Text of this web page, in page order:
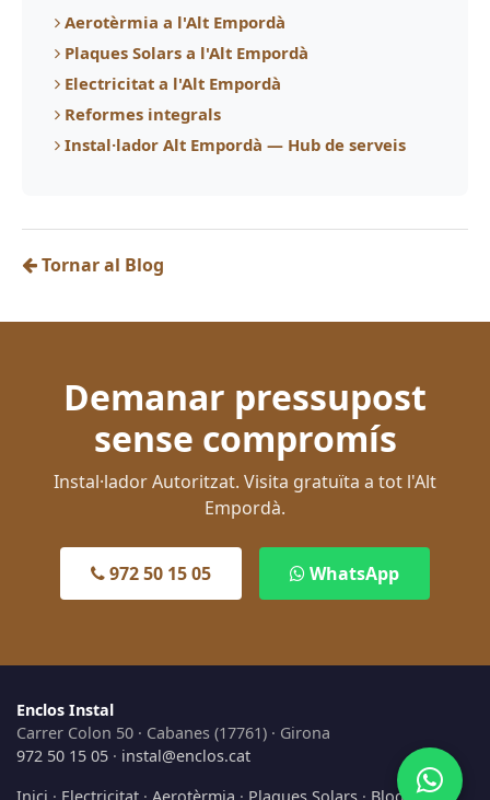
Aerotèrmia a l'Alt Empordà
Plaques Solars a l'Alt Empordà
Electricitat a l'Alt Empordà
Reformes integrals
Instal·lador Alt Empordà — Hub de serveis
Tornar al Blog
Demanar pressupost
sense compromís
Instal·lador Autoritzat. Visita gratuïta a tot l'Alt
Empordà.
972 50 15 05 WhatsApp
Enclos Instal
Carrer Colon 50 · Cabanes (17761) · Girona
972 50 15 05 · instal@enclos.cat